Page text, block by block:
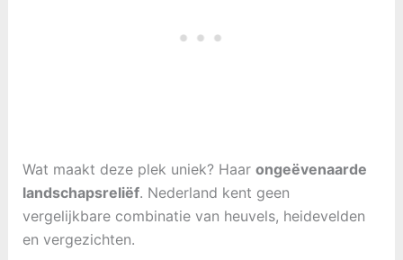
Wat maakt deze plek uniek? Haar ongeëvenaarde
landschapsreliëf. Nederland kent geen
vergelijkbare combinatie van heuvels, heidevelden
en vergezichten.